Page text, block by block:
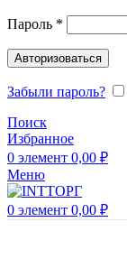
Пароль *
Авторизоваться
Забыли пароль?
Поиск
Избранное
0 элемент 0,00 ₽
Меню
0 элемент 0,00 ₽